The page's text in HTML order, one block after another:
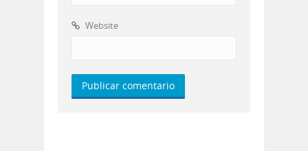
Website